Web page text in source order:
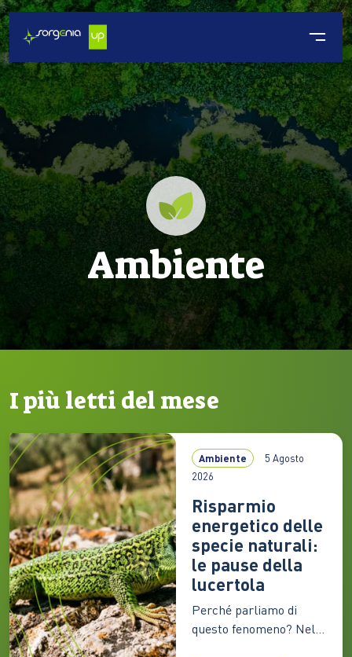
Ambiente
I più letti del mese
Ambiente
5 Agosto
2026
Risparmio
energetico delle
specie naturali:
le pause della
lucertola
Perché parliamo di
questo fenomeno? Nel